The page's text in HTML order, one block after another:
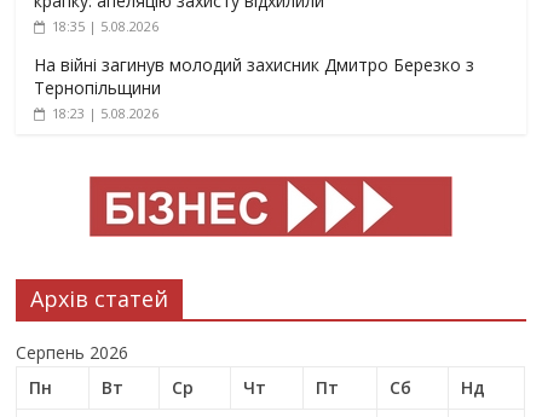
18:35 | 5.08.2026
На війні загинув молодий захисник Дмитро Березко з
Тернопільщини
18:23 | 5.08.2026
Архів статей
Серпень 2026
Пн
Вт Ср Чт Пт Сб
Нд